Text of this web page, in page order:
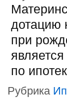
дотацию
при
по
Рубрика